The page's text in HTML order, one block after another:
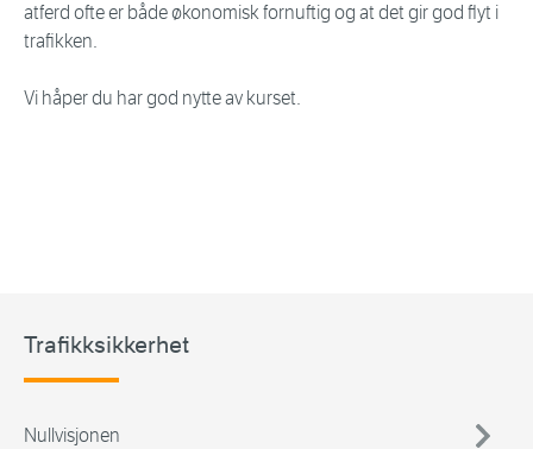
atferd ofte er både økonomisk fornuftig og at det gir god flyt i
trafikken.
Vi håper du har god nytte av kurset.
Trafikksikkerhet
Nullvisjonen